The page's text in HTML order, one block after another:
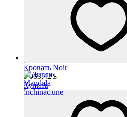
Кровать Noir
3 063,42 $
Купить